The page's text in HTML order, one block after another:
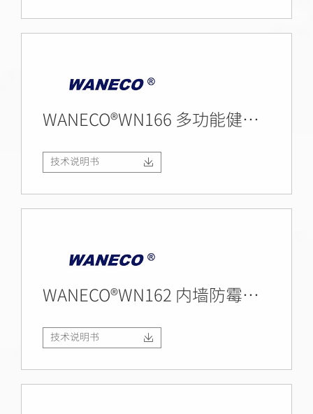
WANECO®WN166 多功能健康环保内墙漆
技术说明书
WANECO®WN162 内墙防霉乳胶漆
技术说明书